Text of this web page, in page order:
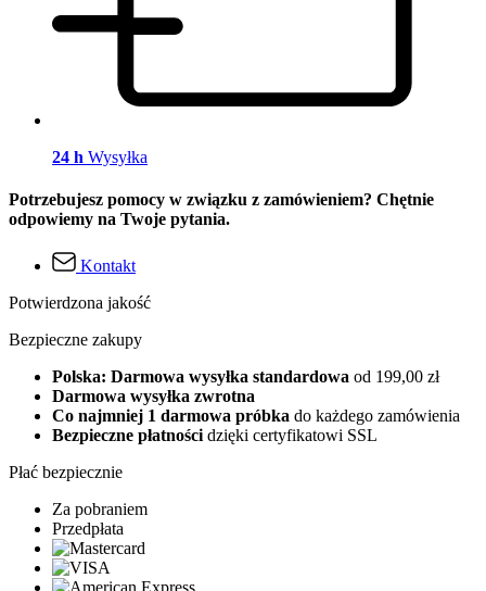
24 h Wysyłka
Potrzebujesz pomocy w związku z zamówieniem? Chętnie
odpowiemy na Twoje pytania.
Kontakt
Potwierdzona jakość
Bezpieczne zakupy
Polska: Darmowa wysyłka standardowa od 199,00 zł
Darmowa wysyłka zwrotna
Co najmniej 1 darmowa próbka do każdego zamówienia
Bezpieczne płatności dzięki certyfikatowi SSL
Płać bezpiecznie
Za pobraniem
Przedpłata